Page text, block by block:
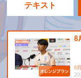
テキスト
8
8